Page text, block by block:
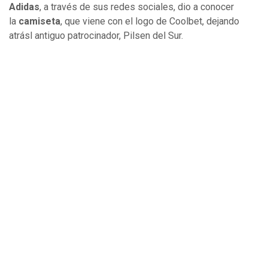
Adidas, a través de sus redes sociales, dio a conocer
la camiseta, que viene con el logo de Coolbet, dejando
atrásl antiguo patrocinador, Pilsen del Sur.